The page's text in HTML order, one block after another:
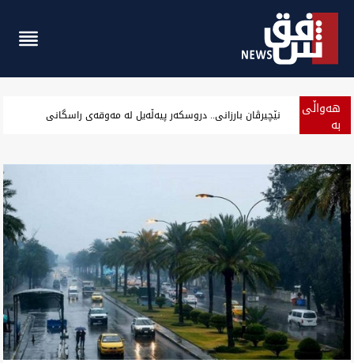
هەواڵی
بە سەرۆک هەرێم کوردستان دووپات گرنگی هازدارکردن پەیوەندییەیل